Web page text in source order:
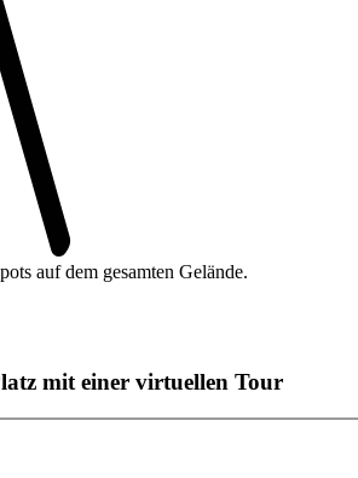
auf dem gesamten Gelände.
mit einer virtuellen Tour